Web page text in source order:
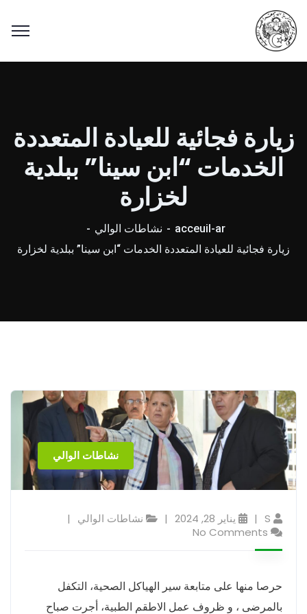
زيارة فجائية للعيادة المتعددة
الخدمات “ابن سينا” ببلدية
لخزارة
acceuil-ar
نشاطات الوالي
زيارة فجائية للعيادة المتعددة الخدمات “ابن سينا” ببلدية لخزارة
نشاطات الوالي
S يناير 28, 2024
نشاطات الوالي
No Comments
حرصا منها على متابعة سير الهياكل الصحية، التكفل
بالمرضى ، و ظروف عمل الاطقم الطبية، أجرت صباح